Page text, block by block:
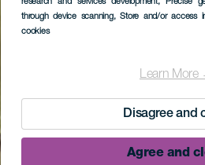
research and services development, Precise
through device scanning, Store and/or access
cookies
Learn More
Disagree and
Agree and